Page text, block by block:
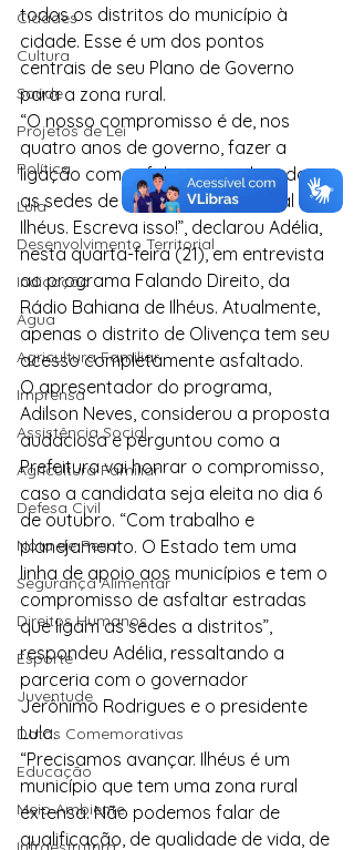
Cidades
Cultura
Saúde
Projetos de Lei
Política
Lula
Desenvolvimento Territorial
Indicação
Água
Agricultura Familiar
Imprensa
Assistência Social
Agricultura Familiar
Defesa Civil
Nota de Pesar
Segurança Alimentar
Direitos Humanos
Esporte
Juventude
Datas Comemorativas
Educação
Meio Ambiente
todos os distritos do município à
cidade. Esse é um dos pontos
centrais de seu Plano de Governo
para a zona rural.
“O nosso compromisso é de, nos
quatro anos de governo, fazer a
ligação com asfaltamento de todas
as sedes de distrito da zona rural de
Ilhéus. Escreva isso!”, declarou Adélia,
nesta quarta-feira (21), em entrevista
ao programa Falando Direito, da
Rádio Bahiana de Ilhéus. Atualmente,
apenas o distrito de Olivença tem seu
acesso completamente asfaltado.
O apresentador do programa,
Adilson Neves, considerou a proposta
audaciosa e perguntou como a
Prefeitura vai honrar o compromisso,
caso a candidata seja eleita no dia 6
de outubro. “Com trabalho e
planejamento. O Estado tem uma
linha de apoio aos municípios e tem o
compromisso de asfaltar estradas
que ligam as sedes a distritos”,
respondeu Adélia, ressaltando a
parceria com o governador
Jerônimo Rodrigues e o presidente
Lula.
“Precisamos avançar. Ilhéus é um
município que tem uma zona rural
extensa. Não podemos falar de
qualificação, de qualidade de vida, de